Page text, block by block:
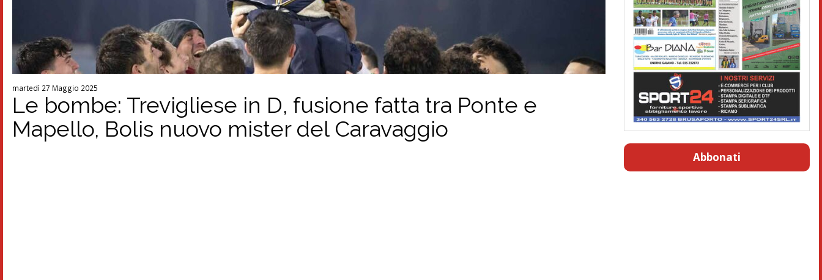
martedì 27 Maggio 2025
Le bombe: Trevigliese in D, fusione fatta tra Ponte e
Mapello, Bolis nuovo mister del Caravaggio
Abbonati